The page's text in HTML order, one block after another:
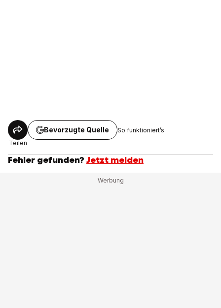
Teilen
Bevorzugte Quelle So funktioniert’s
Fehler gefunden? Jetzt melden